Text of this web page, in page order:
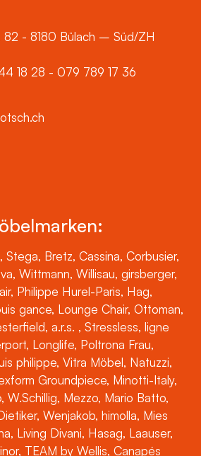
82 - 8180 Bülach – Süd/ZH
18 28 - 079 789 17 36
Stega, Bretz, Cassina, Corbusier,
Wittmann, Willisau, girsberger,
Philippe Hurel-Paris, Hag,
gance, Lounge Chair, Ottoman,
a.r.s. , Stressless, ligne
Longlife, Poltrona Frau,
philippe, Vitra Möbel, Natuzzi,
Groundpiece, Minotti-Italy,
W.Schillig, Mezzo, Mario Batto,
Wenjakob, himolla, Mies
Living Divani, Hasag, Laauser,
TEAM by Wellis, Canapés